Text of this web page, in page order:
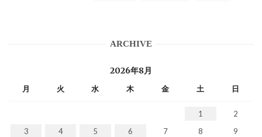
ARCHIVE
2026年8月
月 火 水 木 金 土 日
1
2
3
4 5 6 7 8 9